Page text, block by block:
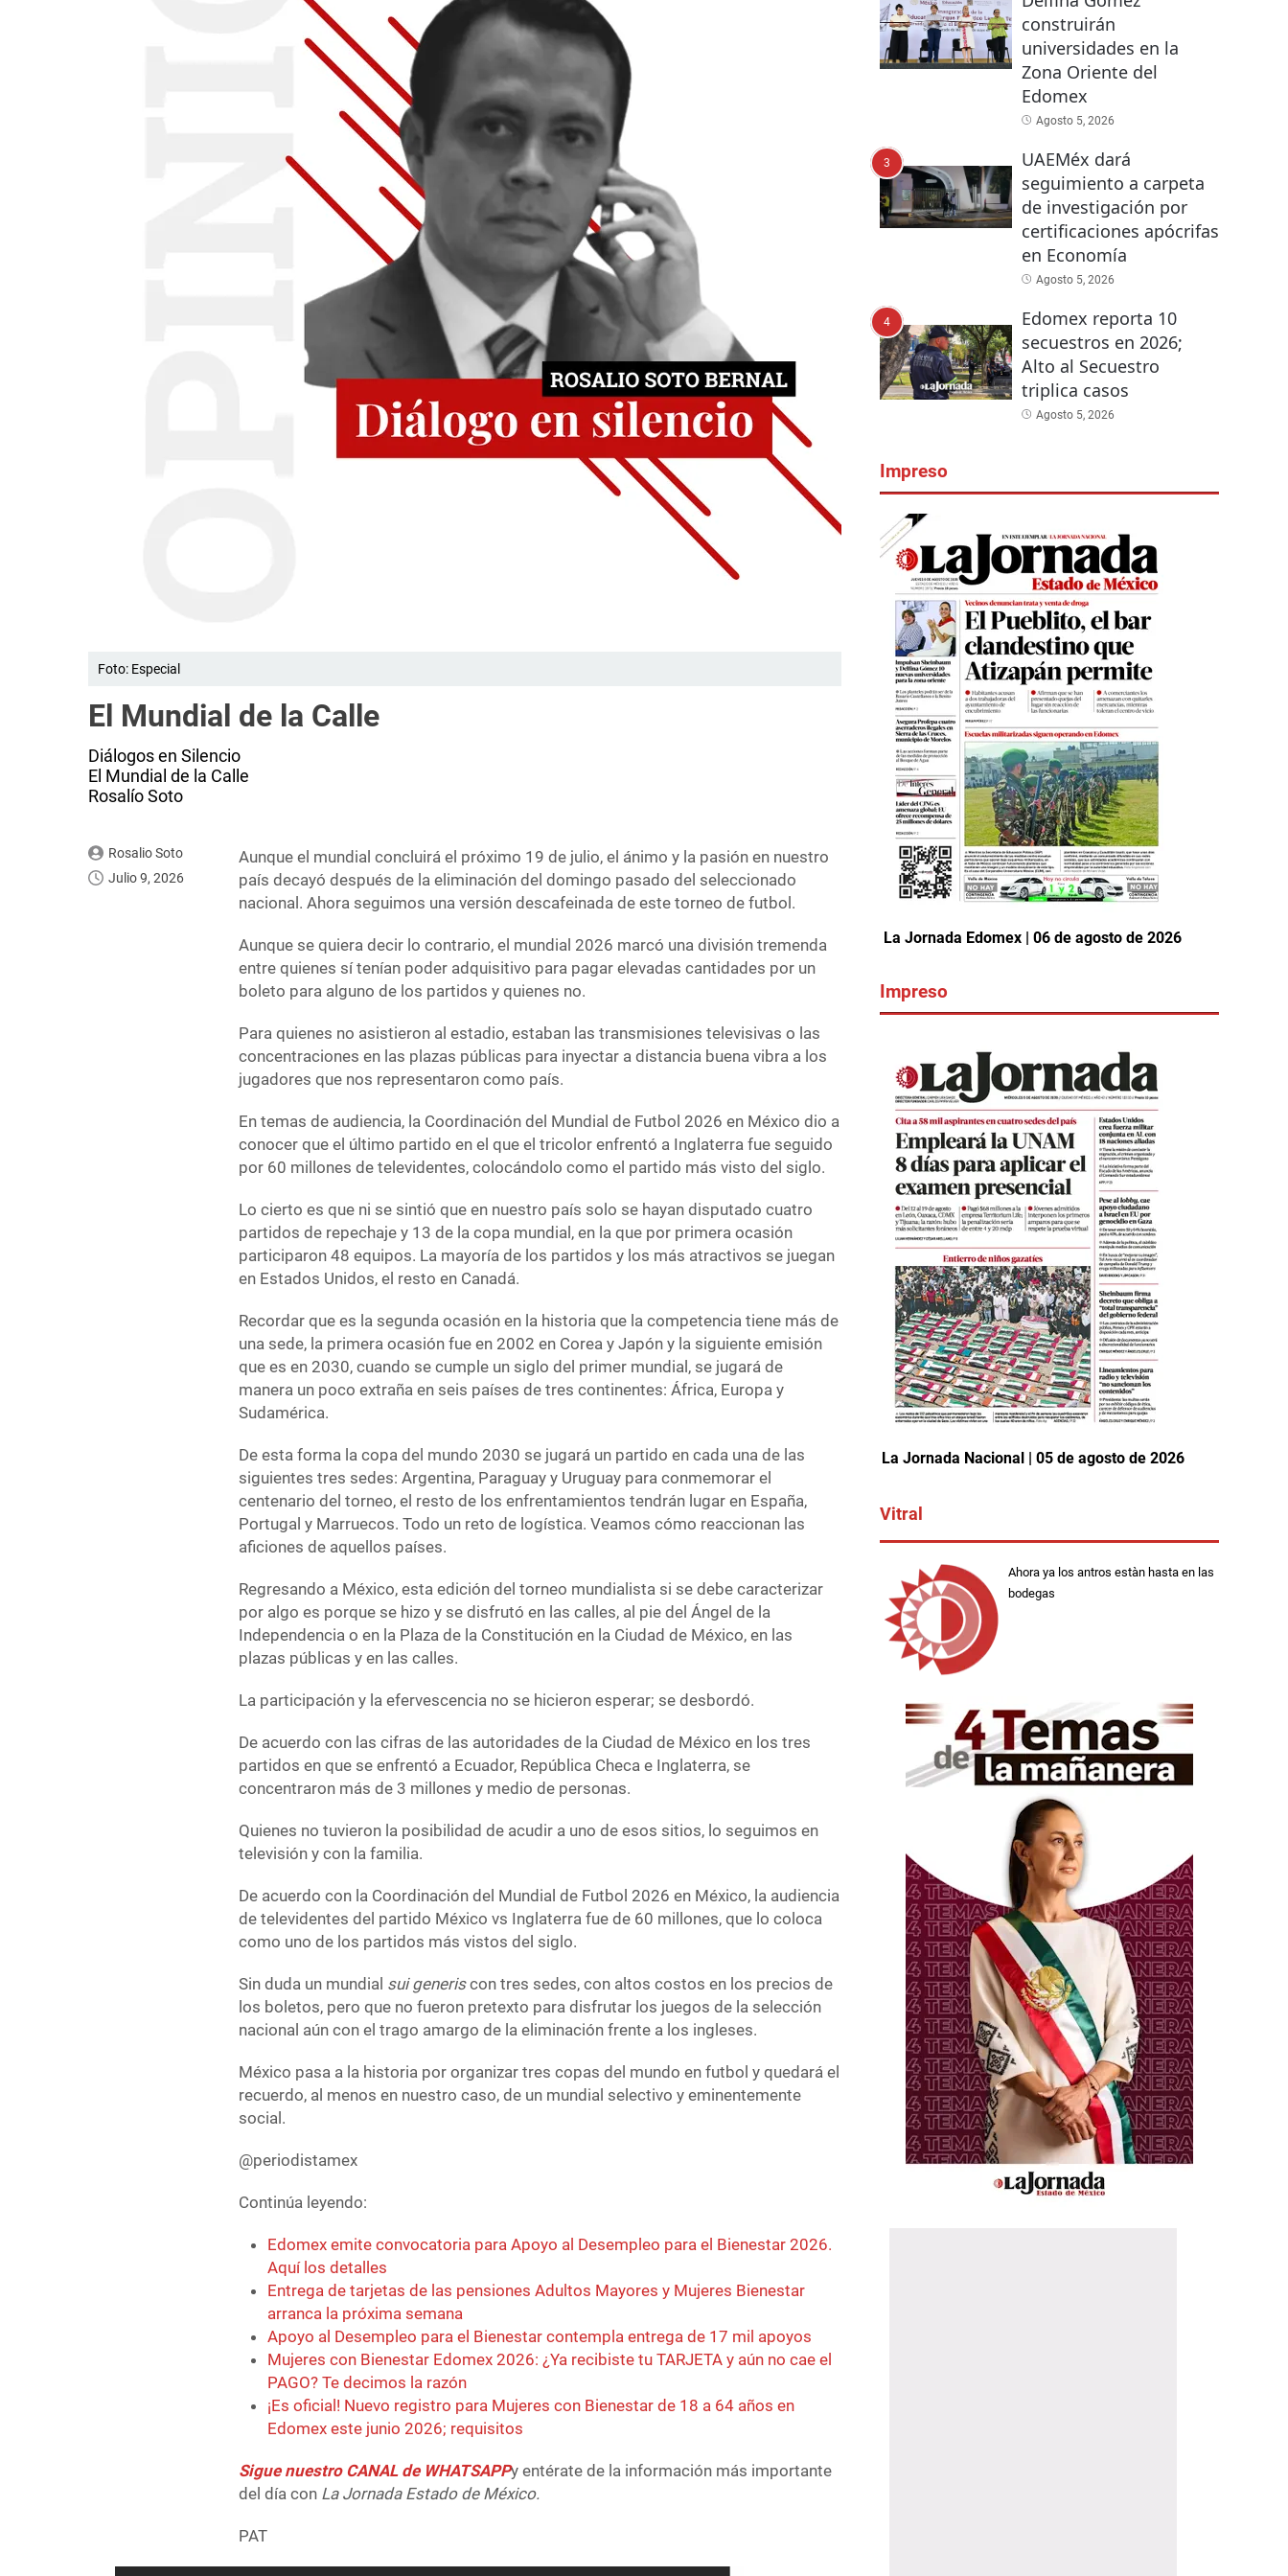
Foto: Especial
El Mundial de la Calle
Diálogos en Silencio
El Mundial de la Calle
Rosalío Soto
Rosalio Soto
Julio 9, 2026
Aunque el mundial concluirá el próximo 19 de julio, el ánimo y la pasión en nuestro
país decayó después de la eliminación del domingo pasado del seleccionado
nacional. Ahora seguimos una versión descafeinada de este torneo de futbol.
Aunque se quiera decir lo contrario, el mundial 2026 marcó una división tremenda
entre quienes sí tenían poder adquisitivo para pagar elevadas cantidades por un
boleto para alguno de los partidos y quienes no.
Para quienes no asistieron al estadio, estaban las transmisiones televisivas o las
concentraciones en las plazas públicas para inyectar a distancia buena vibra a los
jugadores que nos representaron como país.
En temas de audiencia, la Coordinación del Mundial de Futbol 2026 en México dio a
conocer que el último partido en el que el tricolor enfrentó a Inglaterra fue seguido
por 60 millones de televidentes, colocándolo como el partido más visto del siglo.
Lo cierto es que ni se sintió que en nuestro país solo se hayan disputado cuatro
partidos de repechaje y 13 de la copa mundial, en la que por primera ocasión
participaron 48 equipos. La mayoría de los partidos y los más atractivos se juegan
en Estados Unidos, el resto en Canadá.
Recordar que es la segunda ocasión en la historia que la competencia tiene más de
una sede, la primera ocasión fue en 2002 en Corea y Japón y la siguiente emisión
que es en 2030, cuando se cumple un siglo del primer mundial, se jugará de
manera un poco extraña en seis países de tres continentes: África, Europa y
Sudamérica.
De esta forma la copa del mundo 2030 se jugará un partido en cada una de las
siguientes tres sedes: Argentina, Paraguay y Uruguay para conmemorar el
centenario del torneo, el resto de los enfrentamientos tendrán lugar en España,
Portugal y Marruecos. Todo un reto de logística. Veamos cómo reaccionan las
aficiones de aquellos países.
Regresando a México, esta edición del torneo mundialista si se debe caracterizar
por algo es porque se hizo y se disfrutó en las calles, al pie del Ángel de la
Independencia o en la Plaza de la Constitución en la Ciudad de México, en las
plazas públicas y en las calles.
La participación y la efervescencia no se hicieron esperar; se desbordó.
De acuerdo con las cifras de las autoridades de la Ciudad de México en los tres
partidos en que se enfrentó a Ecuador, República Checa e Inglaterra, se
concentraron más de 3 millones y medio de personas.
Quienes no tuvieron la posibilidad de acudir a uno de esos sitios, lo seguimos en
televisión y con la familia.
De acuerdo con la Coordinación del Mundial de Futbol 2026 en México, la audiencia
de televidentes del partido México vs Inglaterra fue de 60 millones, que lo coloca
como uno de los partidos más vistos del siglo.
Sin duda un mundial sui generiscon tres sedes, con altos costos en los precios de
los boletos, pero que no fueron pretexto para disfrutar los juegos de la selección
nacional aún con el trago amargo de la eliminación frente a los ingleses.
México pasa a la historia por organizar tres copas del mundo en futbol y quedará el
recuerdo, al menos en nuestro caso, de un mundial selectivo y eminentemente
social.
@periodistamex
Continúa leyendo:
Edomex emite convocatoria para Apoyo al Desempleo para el Bienestar 2026.
Aquí los detalles
Entrega de tarjetas de las pensiones Adultos Mayores y Mujeres Bienestar
arranca la próxima semana
Apoyo al Desempleo para el Bienestar contempla entrega de 17 mil apoyos
Mujeres con Bienestar Edomex 2026: ¿Ya recibiste tu TARJETA y aún no cae el
PAGO? Te decimos la razón
¡Es oficial! Nuevo registro para Mujeres con Bienestar de 18 a 64 años en
Edomex este junio 2026; requisitos
Sigue nuestro CANAL de WHATSAPPy entérate de la información más importante
del día con La Jornada Estado de México.
PAT
construirán
universidades en la
Zona Oriente del
Edomex
Agosto 5, 2026
3
UAEMéx dará
seguimiento a carpeta
de investigación por
certificaciones apócrifas
en Economía
Agosto 5, 2026
4
Edomex reporta 10
secuestros en 2026;
Alto al Secuestro
triplica casos
Agosto 5, 2026
Impreso
La Jornada Edomex | 06 de agosto de 2026
Impreso
La Jornada Nacional | 05 de agosto de 2026
Vitral
Ahora ya los antros estàn hasta en las
bodegas